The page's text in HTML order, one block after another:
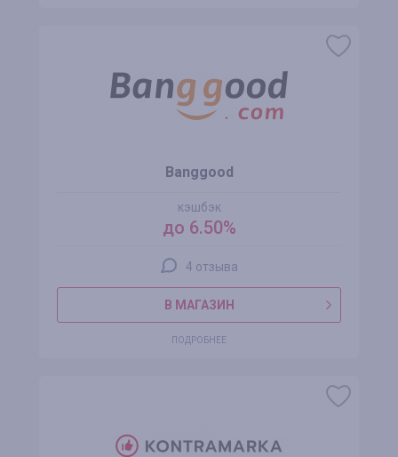
Banggood
кэшбэк
до 6.50%
4 отзыва
В МАГАЗИН
ПОДРОБНЕЕ